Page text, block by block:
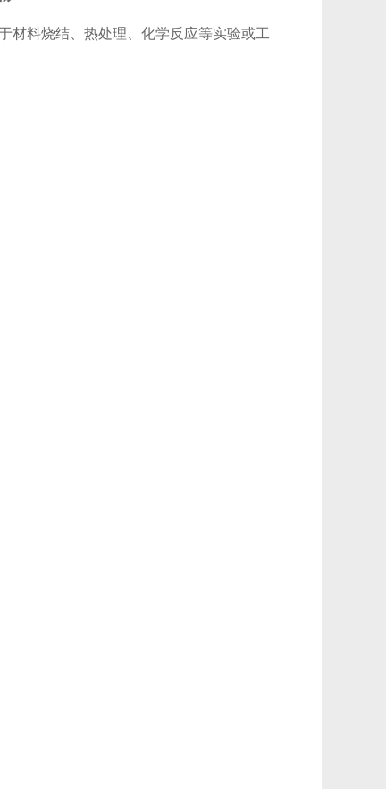
材料烧结、热处理、化学反应等实验或工